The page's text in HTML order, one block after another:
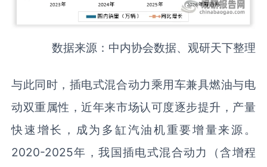
数据来源：中内协会数据、观研天下整理
与此同时，插电式混合动力乘用车兼具燃油与电
动双重属性，近年来市场认可度逐步提升，产量
快速增长，成为多缸汽油机重要增量来源。
2020-2025年，我国插电式混合动力（含增程